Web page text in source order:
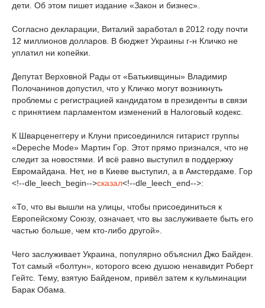
дети. Об этом пишет издание «Закон и бизнес».
Согласно декларации, Виталий заработал в 2012 году почти
12 миллионов долларов. В бюджет Украины г-н Кличко не
уплатил ни копейки.
Депутат Верховной Рады от «Батькивщины» Владимир
Полочанинов допустил, что у Кличко могут возникнуть
проблемы с регистрацией кандидатом в президенты в связи
с принятием парламентом изменений в Налоговый кодекс.
К Шварценеггеру и Клуни присоединился гитарист группы
«Depeche Mode» Мартин Гор. Этот прямо признался, что не
следит за новостями. И всё равно выступил в поддержку
Евромайдана. Нет, не в Киеве выступил, а в Амстердаме. Гор
<!--dle_leech_begin-->сказал<!--dle_leech_end-->:
«То, что вы вышли на улицы, чтобы присоединиться к
Европейскому Союзу, означает, что вы заслуживаете быть его
частью больше, чем кто-либо другой».
Чего заслуживает Украина, популярно объяснил Джо Байден.
Тот самый «болтун», которого всею душою ненавидит Роберт
Гейтс. Тему, взятую Байденом, привёл затем к кульминации
Барак Обама.